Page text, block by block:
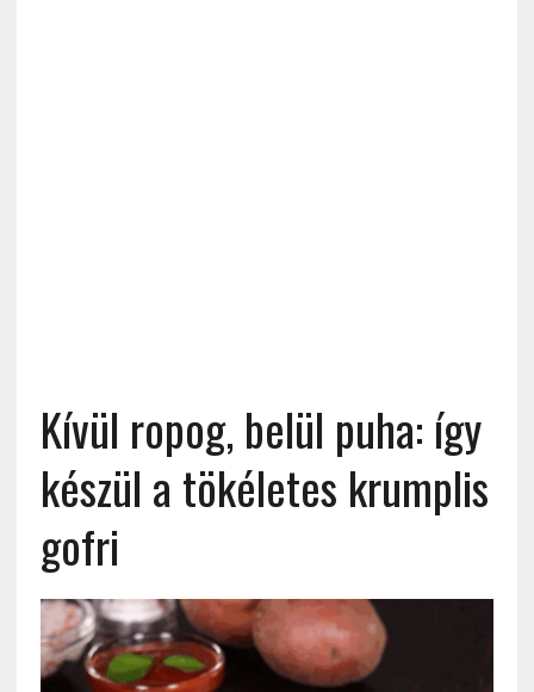
Kívül ropog, belül puha: így
készül a tökéletes krumplis
gofri